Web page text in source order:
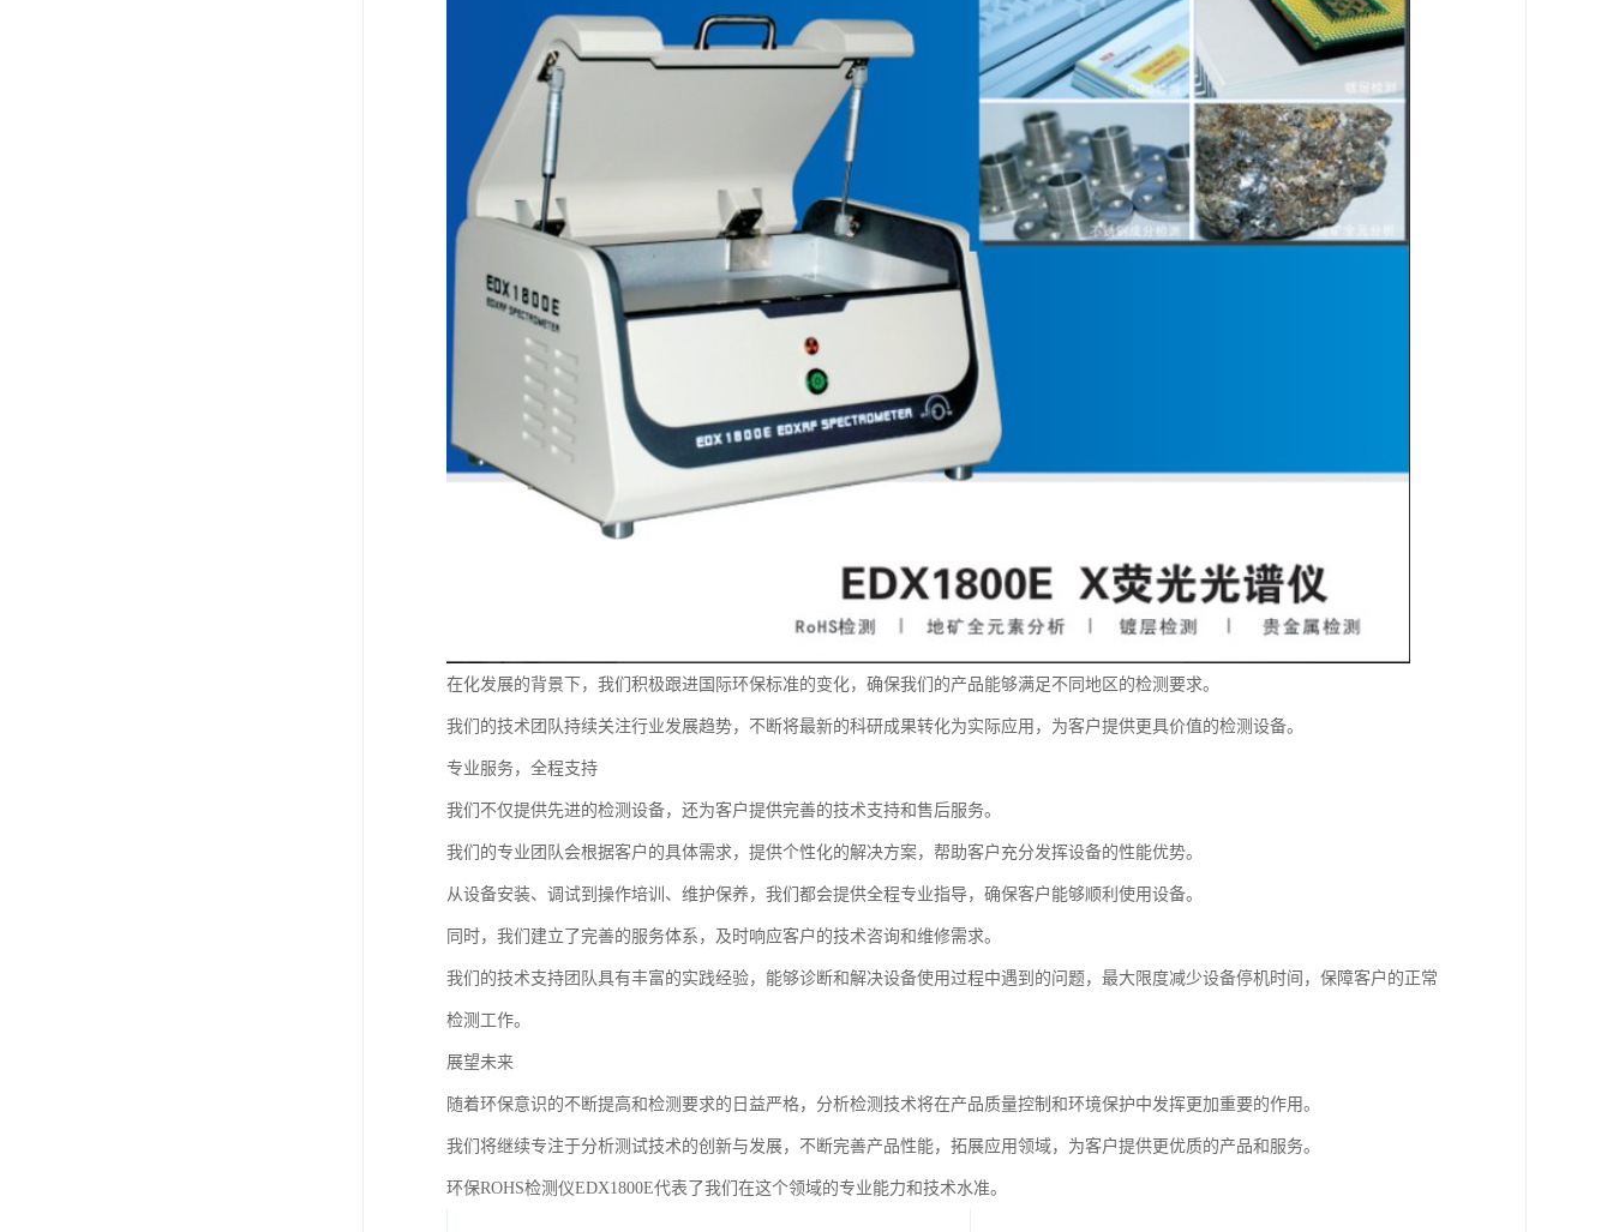
在化发展的背景下，我们积极跟进国际环保标准的变化，确保我们的产品能够满足不同地区的检测要求。
我们的技术团队持续关注行业发展趋势，不断将最新的科研成果转化为实际应用，为客户提供更具价值的检测设备。
专业服务，全程支持
我们不仅提供先进的检测设备，还为客户提供完善的技术支持和售后服务。
我们的专业团队会根据客户的具体需求，提供个性化的解决方案，帮助客户充分发挥设备的性能优势。
从设备安装、调试到操作培训、维护保养，我们都会提供全程专业指导，确保客户能够顺利使用设备。
同时，我们建立了完善的服务体系，及时响应客户的技术咨询和维修需求。
我们的技术支持团队具有丰富的实践经验，能够诊断和解决设备使用过程中遇到的问题，最大限度减少设备停机时间，保障客户的正常
检测工作。
展望未来
随着环保意识的不断提高和检测要求的日益严格，分析检测技术将在产品质量控制和环境保护中发挥更加重要的作用。
我们将继续专注于分析测试技术的创新与发展，不断完善产品性能，拓展应用领域，为客户提供更优质的产品和服务。
环保ROHS检测仪EDX1800E代表了我们在这个领域的专业能力和技术水准。